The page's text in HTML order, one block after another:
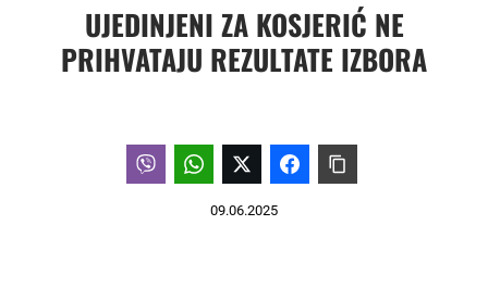
UJEDINJENI ZA KOSJERIĆ NE
PRIHVATAJU REZULTATE IZBORA
09.06.2025